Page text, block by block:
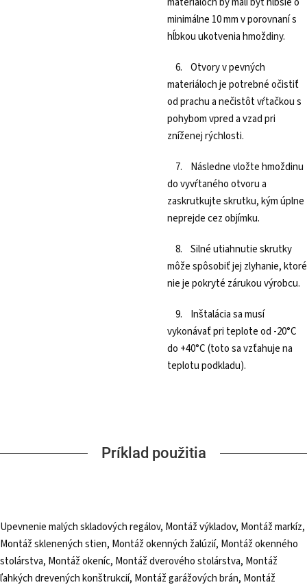
minimálne 10 mm v porovnaní s
hĺbkou ukotvenia hmoždiny.
6. Otvory v pevných
materiáloch je potrebné očistiť
od prachu a nečistôt vŕtačkou s
pohybom vpred a vzad pri
zníženej rýchlosti.
7. Následne vložte hmoždinu
do vyvŕtaného otvoru a
zaskrutkujte skrutku, kým úplne
neprejde cez objímku.
8. Silné utiahnutie skrutky
môže spôsobiť jej zlyhanie, ktoré
nie je pokryté zárukou výrobcu.
9. Inštalácia sa musí
vykonávať pri teplote od -20°C
do +40°C (toto sa vzťahuje na
teplotu podkladu).
Príklad použitia
Upevnenie malých skladových regálov, Montáž výkladov, Montáž markíz,
Montáž sklenených stien, Montáž okenných žalúzií, Montáž okenného
stolárstva, Montáž okeníc, Montáž dverového stolárstva, Montáž
ľahkých drevených konštrukcií, Montáž garážových brán, Montáž